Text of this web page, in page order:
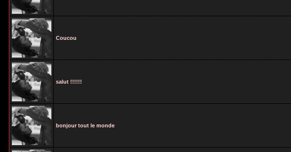
Coucou
salut !!!!!!
bonjour tout le monde